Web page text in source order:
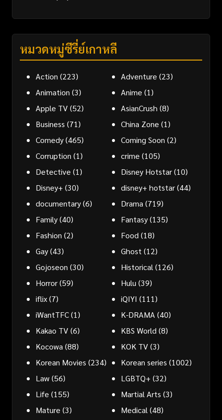
หมวดหมู่ซีรี่ย์เกาหลี
Action (223) Adventure (23)
Animation (3) Anime (1)
Apple TV(52) AsianCrush (8)
Business (71) China Zone (1)
Comedy(465) Coming Soon (2)
Corruption (1) crime (105)
Detective (1) Disney Hotstar(10)
Disney+ (30) disney+ hotstar(44)
documentary(6) Drama (719)
Family(40) Fantasy(135)
Fashion (2) Food (18)
Gay(43) Ghost (12)
Gojoseon (30) Historical (126)
Horror(59) Hulu (39)
iflix(7) iQIYI (111)
iWantTFC(1) K-DRAMA (40)
Kakao TV(6) KBS World (8)
Kocowa (88) KOK TV(3)
Korean Movies (234) Korean series (1002)
Law(56) LGBTQ+ (32)
Life (155) Martial Arts (3)
Mature (3) Medical (48)